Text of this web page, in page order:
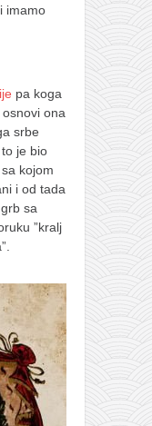
imamo
pa koga
ona
srbe
je bio
kojom
i od tada
sa
”kralj